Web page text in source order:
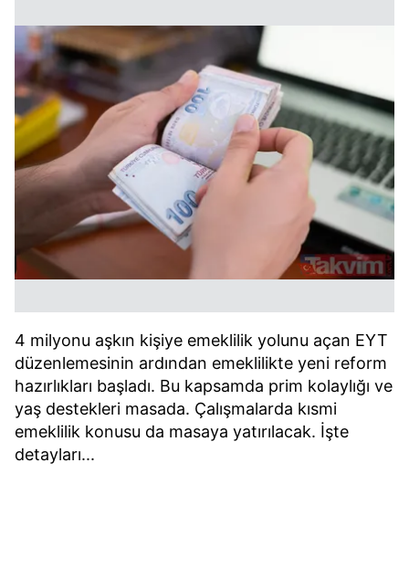
4 milyonu aşkın kişiye emeklilik yolunu açan EYT
düzenlemesinin ardından emeklilikte yeni reform
hazırlıkları başladı. Bu kapsamda prim kolaylığı ve
yaş destekleri masada. Çalışmalarda kısmi
emeklilik konusu da masaya yatırılacak. İşte
detayları...